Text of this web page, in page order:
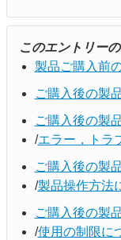
このエントリー
製品ご購入前
ご購入後の製
ご購入後の製
エラー，トラ
ご購入後の製
製品操作方法
ご購入後の製
使用の制限に